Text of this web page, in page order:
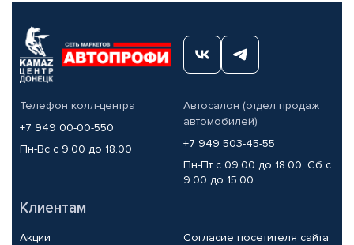
Телефон колл-центра
+7 949 00-00-550
Пн-Вс с 9.00 до 18.00
Автосалон (отдел продаж
автомобилей)
+7 949 503-45-55
Пн-Пт с 09.00 до 18.00, Сб с
9.00 до 15.00
Клиентам
Акции
Согласие посетителя сайта